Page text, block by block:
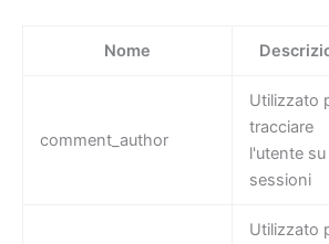
Nome
comment_author
Utilizzato
tracciare
l'utente su
sessioni
Utilizzato